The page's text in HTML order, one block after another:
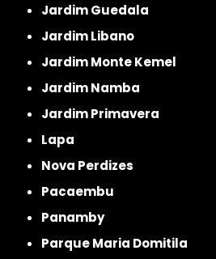
Jardim Guedala
Jardim Libano
Jardim Monte Kemel
Jardim Namba
Jardim Primavera
Lapa
Nova Perdizes
Pacaembu
Panamby
Parque Maria Domitila